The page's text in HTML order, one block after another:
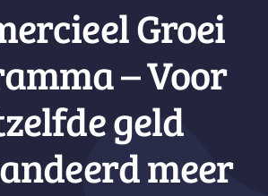
Groei
– Voor
geld
meer